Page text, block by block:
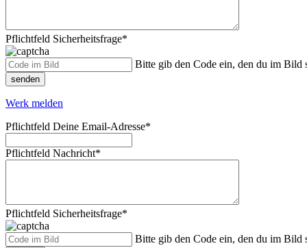
Pflichtfeld Sicherheitsfrage*
Bitte gib den Code ein, den du im Bild
senden
Werk melden
Pflichtfeld Deine Email-Adresse*
Pflichtfeld Nachricht*
Pflichtfeld Sicherheitsfrage*
Bitte gib den Code ein, den du im Bild